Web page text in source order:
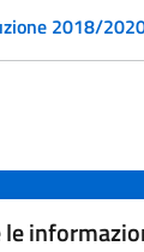
2018/